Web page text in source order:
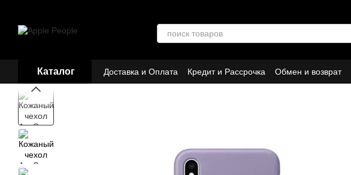
Каталог Доставка и Оплата Кредит и Рассрочка Обмен и возврат
Договор публичной оферты
Партнёры О нас